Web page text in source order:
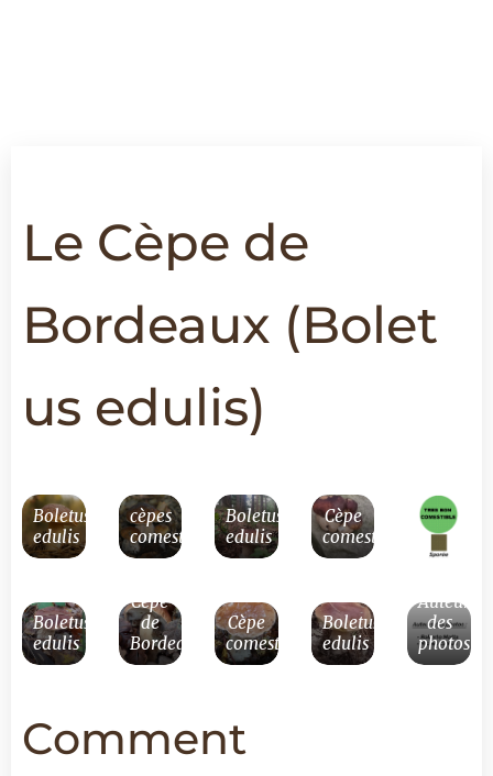
Le Cèpe de
Bordeaux (Bolet
us edulis)
Boletus
edulis
cèpes
comestibles
Boletus
edulis
Cèpe
comestible
Boletus
edulis
Cèpe
de
Bordeaux
Cèpe
comestible
Boletus
edulis
Auteurs
des
photos
Comment